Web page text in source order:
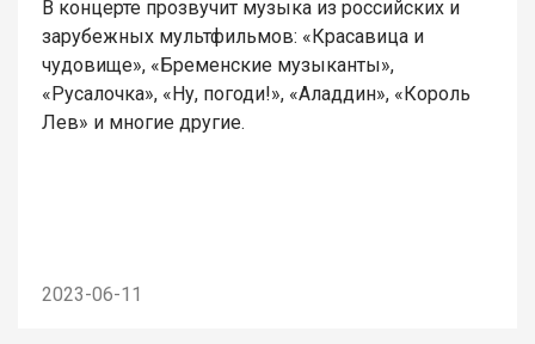
В концерте прозвучит музыка из российских и
зарубежных мультфильмов: «Красавица и
чудовище», «Бременские музыканты»,
«Русалочка», «Ну, погоди!», «Аладдин», «Король
Лев» и многие другие.
2023-06-11